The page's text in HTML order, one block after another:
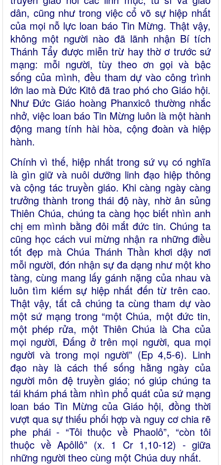
dân, cũng như trong việc cổ võ sự hiệp nhất
của mọi nỗ lực loan báo Tin Mừng. Thật vậy,
không một người nào đã lãnh nhận Bí tích
Thánh Tẩy được miễn trừ hay thờ ơ trước sứ
mạng: mỗi người, tùy theo ơn gọi và bậc
sống của mình, đều tham dự vào công trình
lớn lao mà Đức Kitô đã trao phó cho Giáo hội.
Như Đức Giáo hoàng Phanxicô thường nhắc
nhở, việc loan báo Tin Mừng luôn là một hành
động mang tính hài hòa, cộng đoàn và hiệp
hành.
Chính vì thế, hiệp nhất trong sứ vụ có nghĩa
là gìn giữ và nuôi dưỡng linh đạo hiệp thông
và cộng tác truyền giáo. Khi càng ngày càng
trưởng thành trong thái độ này, nhờ ân sủng
Thiên Chúa, chúng ta càng học biết nhìn anh
chị em mình bằng đôi mắt đức tin. Chúng ta
cũng học cách vui mừng nhận ra những điều
tốt đẹp mà Chúa Thánh Thần khơi dậy nơi
mỗi người, đón nhận sự đa dạng như một kho
tàng, cùng mang lấy gánh nặng của nhau và
luôn tìm kiếm sự hiệp nhất đến từ trên cao.
Thật vậy, tất cả chúng ta cùng tham dự vào
một sứ mạng trong “một Chúa, một đức tin,
một phép rửa, một Thiên Chúa là Cha của
mọi người, Đấng ở trên mọi người, qua mọi
người và trong mọi người” (Ep 4,5-6). Linh
đạo này là cách thế sống hằng ngày của
người môn đệ truyền giáo; nó giúp chúng ta
tái khám phá tầm nhìn phổ quát của sứ mạng
loan báo Tin Mừng của Giáo hội, đồng thời
vượt qua sự thiếu phối hợp và nguy cơ chia rẽ
phe phái - “Tôi thuộc về Phaolô”, “còn tôi
thuộc về Apôllô” (x. 1 Cr 1,10-12) - giữa
những người theo cùng một Chúa duy nhất.